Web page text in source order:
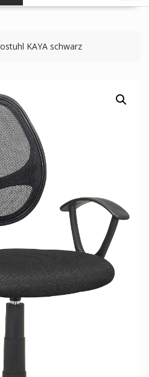
KAYA schwarz